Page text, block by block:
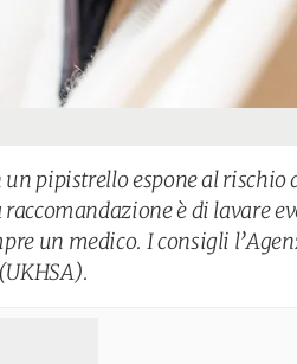
pipistrello espone al rischio
è di lavare
un medico. I consigli